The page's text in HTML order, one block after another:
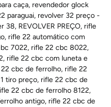
caça, revendedor glock
paraguai, revolver 32 preço -
38, REVOLVER PREÇO, rifle
, rifle 22 automático com
7022, rifle 22 cbc 8022,
, rifle 22 cbc com luneta e
cbc de ferrolho, rifle 22
tiro preço, rifle 22 cbc de
22 cbc de ferrolho 8122,
antigo, rifle 22 cbc de